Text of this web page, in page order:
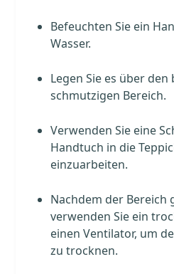
Befeuchten Sie ein
Wasser.
Legen Sie es über
schmutzigen Bereich.
Verwenden Sie eine
Handtuch in die
einzuarbeiten.
Nachdem der Bereich
verwenden Sie ein
einen Ventilator, um
zu trocknen.